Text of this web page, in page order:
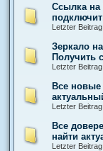
Ссылка
Letzter
Зеркало
Получить
Letzter
Все новые
Letzter
Все
найти
Letzter